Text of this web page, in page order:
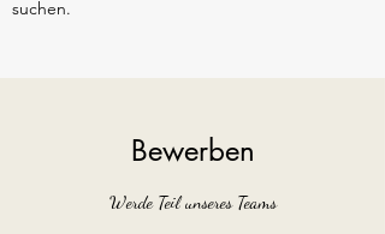
suchen.
Bewerben
Werde Teil unseres Teams